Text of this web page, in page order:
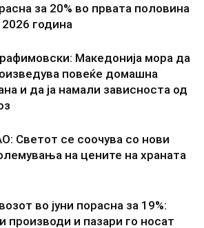
за 20% во првата половина
година
Македонија мора да
повеќе домашна
и да ја намали зависноста од
Светот се соочува со нови
на цените на храната
во јуни порасна за 19%:
производи и пазари го носат